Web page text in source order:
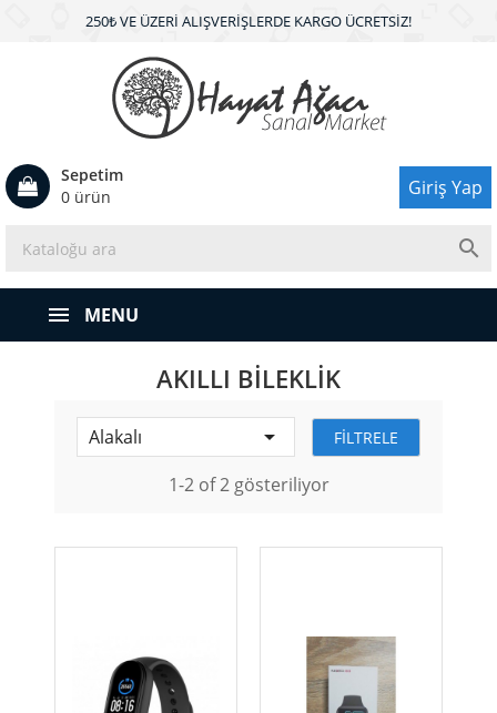
250₺ VE ÜZERI ALIŞVERIŞLERDE KARGO ÜCRETSIZ!
Sepetim
0 ürün
Giriş Yap

MENU
AKILLI BILEKLIK
Alakalı  FILTRELE
1-2 of 2 gösteriliyor